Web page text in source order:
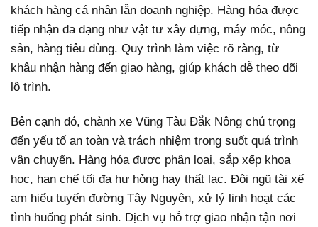
khách hàng cá nhân lẫn doanh nghiệp. Hàng hóa được
tiếp nhận đa dạng như vật tư xây dựng, máy móc, nông
sản, hàng tiêu dùng. Quy trình làm việc rõ ràng, từ
khâu nhận hàng đến giao hàng, giúp khách dễ theo dõi
lộ trình.
Bên cạnh đó, chành xe Vũng Tàu Đắk Nông chú trọng
đến yếu tố an toàn và trách nhiệm trong suốt quá trình
vận chuyển. Hàng hóa được phân loại, sắp xếp khoa
học, hạn chế tối đa hư hỏng hay thất lạc. Đội ngũ tài xế
am hiểu tuyến đường Tây Nguyên, xử lý linh hoạt các
tình huống phát sinh. Dịch vụ hỗ trợ giao nhận tận nơi